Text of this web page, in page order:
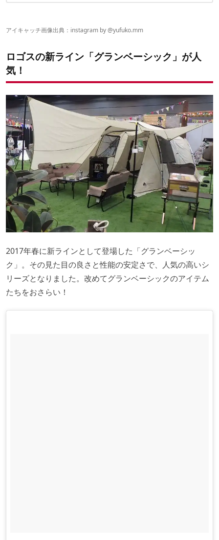
グランベーシック モバイルラック
グランベーシック ロッキングチェア
アイキャッチ画像出典：instagram by @yufuko.mm
ロゴスの新ライン「グランベーシック」が人
気！
2017年春に新ラインとして登場した「グランベーシッ
ク」。その見た目の良さと性能の安定さで、人気の高いシ
リーズとなりました。改めてグランベーシックのアイテム
たちをおさらい！